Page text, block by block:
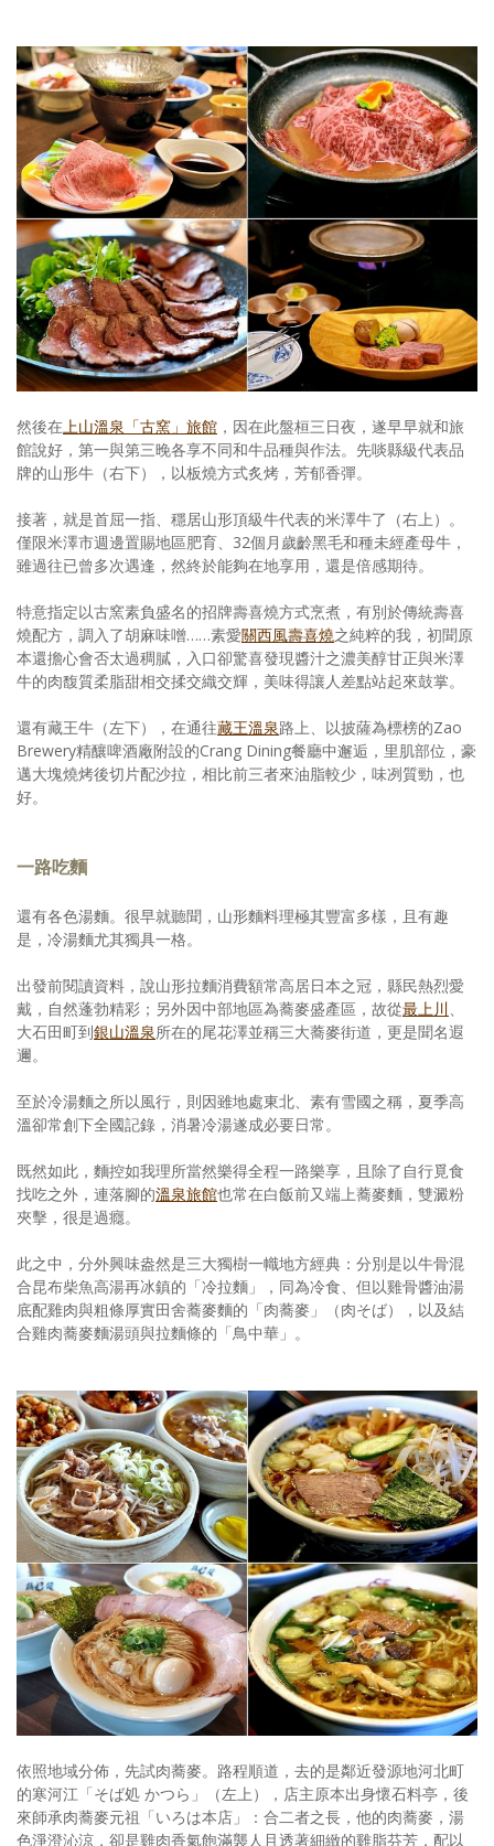
然後在上山溫泉「古窯」旅館 ，因在此盤桓三日夜，遂早早就和旅
館說好，第一與第三晚各享不同和牛品種與作法。先啖縣級代表品
牌的山形牛（右下），以板燒方式炙烤，芳郁香彈。
接著，就是首屈一指、穩居山形頂級牛代表的米澤牛了（右上）。
僅限米澤市週邊置賜地區肥育、32個月歲齡黑毛和種未經產母牛，
雖過往已曾多次遇逢，然終於能夠在地享用，還是倍感期待。
特意指定以古窯素負盛名的招牌壽喜燒方式烹煮，有別於傳統壽喜
燒配方，調入了胡麻味噌……素愛關西風壽喜燒之純粹的我，初聞原
本還擔心會否太過稠膩，入口卻驚喜發現醬汁之濃美醇甘正與米澤
牛的肉馥質柔脂甜相交揉交織交輝，美味得讓人差點站起來鼓掌。
還有藏王牛（左下），在通往藏王溫泉路上、以披薩為標榜的Zao
Brewery精釀啤酒廠附設的Crang Dining餐廳中邂逅，里肌部位，豪
邁大塊燒烤後切片配沙拉，相比前三者來油脂較少，味冽質勁，也
好。
一路吃麵
還有各色湯麵。很早就聽聞，山形麵料理極其豐富多樣，且有趣
是，冷湯麵尤其獨具一格。
出發前閱讀資料，說山形拉麵消費額常高居日本之冠，縣民熱烈愛
戴，自然蓬勃精彩；另外因中部地區為蕎麥盛產區，故從最上川、
大石田町到銀山溫泉所在的尾花澤並稱三大蕎麥街道，更是聞名遐
邇。
至於冷湯麵之所以風行，則因雖地處東北、素有雪國之稱，夏季高
溫卻常創下全國記錄，消暑冷湯遂成必要日常。
既然如此，麵控如我理所當然樂得全程一路樂享，且除了自行覓食
找吃之外，連落腳的溫泉旅館也常在白飯前又端上蕎麥麵，雙澱粉
夾擊，很是過癮。
此之中，分外興味盎然是三大獨樹一幟地方經典：分別是以牛骨混
合昆布柴魚高湯再冰鎮的「冷拉麵」，同為冷食、但以雞骨醬油湯
底配雞肉與粗條厚實田舍蕎麥麵的「肉蕎麥」（肉そば），以及結
合雞肉蕎麥麵湯頭與拉麵條的「鳥中華」。
依照地域分佈，先試肉蕎麥。路程順道，去的是鄰近發源地河北町
的寒河江「そば処 かつら」（左上），店主原本出身懷石料亭，後
來師承肉蕎麥元祖「いろは本店」：合二者之長，他的肉蕎麥，湯
色淨澄沁涼，卻是雞肉香氣飽滿襲人且透著細緻的雞脂芬芳，配以